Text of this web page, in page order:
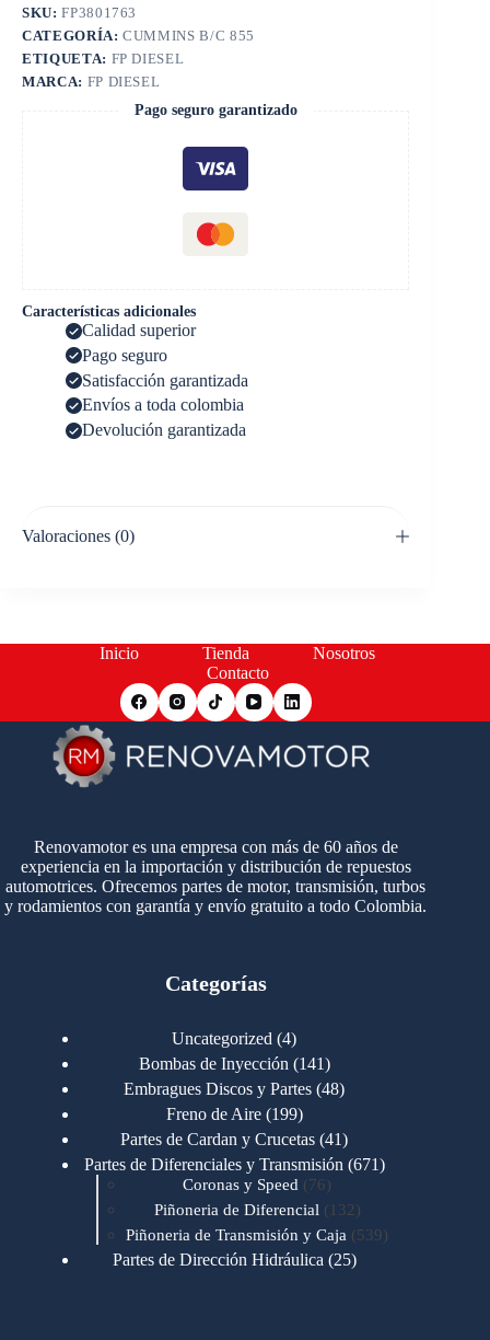
SKU:FP3801763
CATEGORÍA:CUMMINS B/C 855
ETIQUETA: FP DIESEL
MARCA: FP DIESEL
Pago seguro garantizado
Características adicionales
Calidad superior
Pago seguro
Satisfacción garantizada
Envíos a toda colombia
Devolución garantizada
Valoraciones (0)
Inicio Tienda
Nosotros
Contacto
Renovamotor es una empresa con más de 60 años de
experiencia en la importación y distribución de repuestos
automotrices. Ofrecemos partes de motor, transmisión, turbos
y rodamientos con garantía y envío gratuito a todo Colombia.
Categorías
Uncategorized 44
productos
Bombas de Inyección 141141
productos
Embragues Discos y Partes 4848
Freno de Aire 199199
productos
Partes de Cardan y Crucetas 4141
productos
Partes de Diferenciales y Transmisión 671671
Coronas y Speed 7676
productos
Piñoneria de Diferencial 132 132
productos
Piñoneria de Transmisión y Caja 539539
Partes de Dirección Hidráulica 2525